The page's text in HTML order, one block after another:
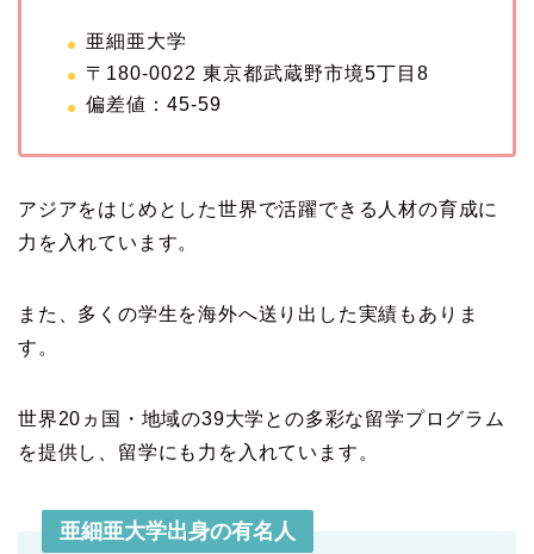
亜細亜大学
〒180-0022 東京都武蔵野市境5丁目8
偏差値：45-59
アジアをはじめとした世界で活躍できる人材の育成に
力を入れています。
また、多くの学生を海外へ送り出した実績もありま
す。
世界20ヵ国・地域の39大学との多彩な留学プログラム
を提供し、留学にも力を入れています。
亜細亜大学出身の有名人